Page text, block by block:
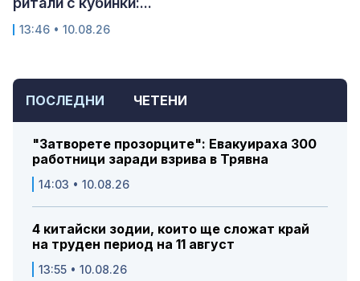
ПОСЛЕДНИ ЧЕТЕНИ
"Затворете прозорците": Евакуираха 300
работници заради взрива в Трявна
14:03 • 10.08.26
4 китайски зодии, които ще сложат край
на труден период на 11 август
13:55 • 10.08.26
13:46 • 10.08.26